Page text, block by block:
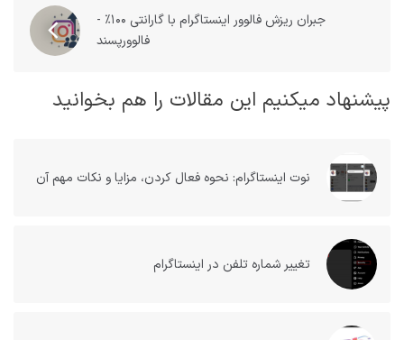
جبران ریزش فالوور اینستاگرام با گارانتی ۱۰۰٪ -
فالوورپسند
پیشنهاد میکنیم این مقالات را هم بخوانید
نوت اینستاگرام: نحوه فعال کردن، مزایا و نکات مهم آن
تغییر شماره تلفن در اینستاگرام